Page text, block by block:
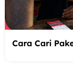
Cara Cari